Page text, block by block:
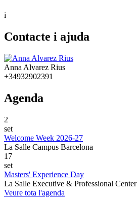
i
Contacte i ajuda
Anna Alvarez Rius
+34932902391
Agenda
2
set
Welcome Week 2026-27
La Salle Campus Barcelona
17
set
Masters' Experience Day
La Salle Executive & Professional Center
Veure tota l'agenda